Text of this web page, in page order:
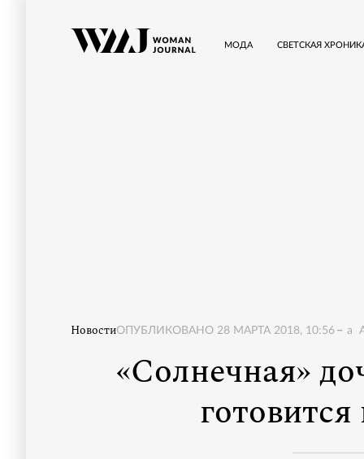
МОДА СВЕТСКАЯ
НовостиОПУБЛИКОВАНО 28 МАРТА 2018, 10:56 a
«Солнечная»